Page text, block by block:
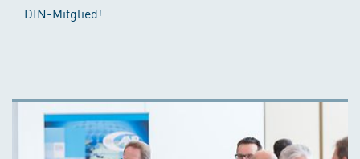
DIN-Mitglied!